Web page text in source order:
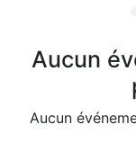
Aucun
Aucun